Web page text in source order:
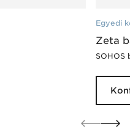
Egyedi
Zeta
SOHOS